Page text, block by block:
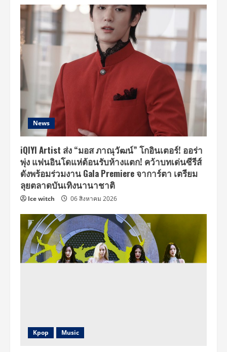
News
iQIYI Artist ส่ง “มอส ภาณุวัฒน์” โกอินเตอร์! ออร่า
พุ่ง แฟนอินโดแห่ต้อนรับห้างแตก! คว้าบทเด่นซีรีส์
ดังพร้อมร่วมงาน Gala Premiere จาการ์ตา เตรียม
ลุยตลาดบันเทิงนานาชาติ
Ice witch 06 สิงหาคม 2026
Kpop Music